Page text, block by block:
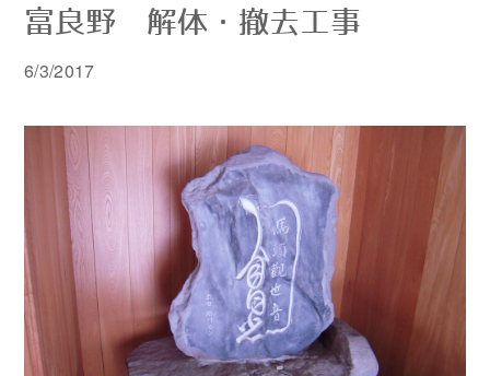
富良野 解体・撤去工事
6/3/2017